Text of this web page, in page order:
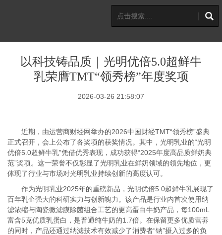
以科技铸品质｜光明优倍5.0超鲜牛
乳荣膺TMT“领秀榜”年度奖项
2026-03-26 21:58:07
近期，由运营商财经网举办的2026中国财经TMT“领秀榜”盛典
正式召开，会上公布了各奖项的获奖情况。其中，光明乳业的“光明
优倍5.0超鲜牛乳”凭借优秀表现，成功获得“2025年度高品质鲜奶典
范”奖项。这一荣誉不仅彰显了光明乳业在鲜奶领域的领先地位，更
体现了行业与市场对光明乳业持续创新的高度认可。
作为光明乳业2025年的重磅新品，光明优倍5.0超鲜牛乳展现了
百年乳企强大的科研实力与创新魄力。该产品是行业内首次使用纳
滤浓缩与陶瓷微滤膜除菌组合工艺的更高蛋白牛奶产品，每100mL
富含5克优质乳蛋白，是普通纯牛奶的1.7倍。在保留更多优质营养
的同时，产品还通过纳滤技术有效减少了消费者“钠”摄入过多的负